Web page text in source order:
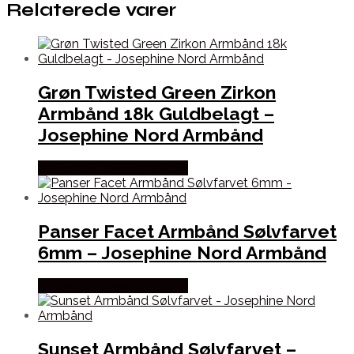
Relaterede varer
Grøn Twisted Green Zirkon
Armbånd 18k Guldbelagt –
Josephine Nord Armbånd
Panser Facet Armbånd Sølvfarvet
6mm – Josephine Nord Armbånd
Sunset Armbånd Sølvfarvet –